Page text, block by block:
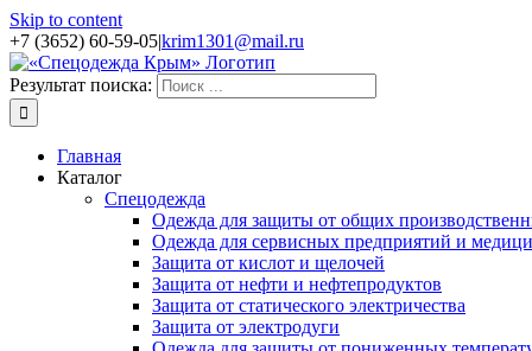
Skip to content
+7 (3652) 60-59-05|krim1301@mail.ru
Результат поиска:
Главная
Каталог
Спецодежда
Одежда для защиты от общих
Одежда для сервисных предприятий и
Защита от кислот и щелочей
Защита от нефти и нефтепродуктов
Защита от статического электричества
Защита от электродуги